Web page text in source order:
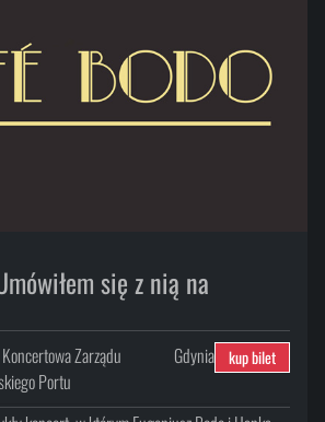
się z nią na
Zarządu
Portu
Gdynia kup bilet